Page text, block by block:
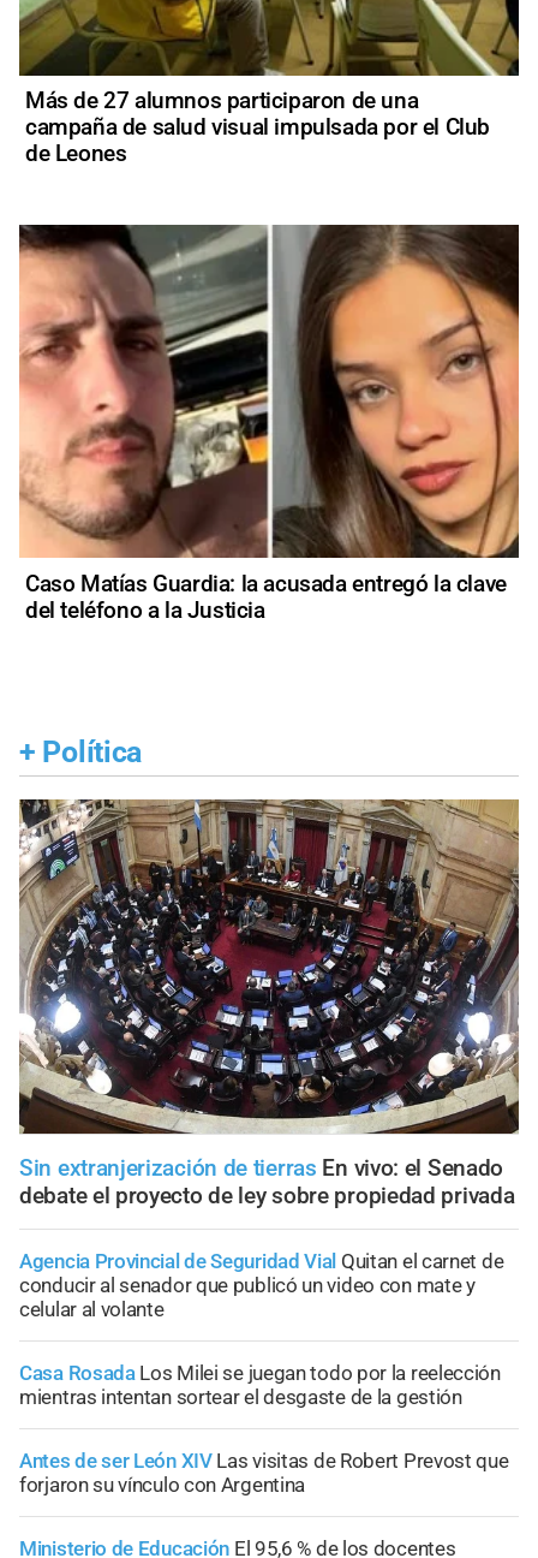
Más de 27 alumnos participaron de una
campaña de salud visual impulsada por el Club
de Leones
Caso Matías Guardia: la acusada entregó la clave
del teléfono a la Justicia
+ Política
Sin extranjerización de tierras En vivo: el Senado
debate el proyecto de ley sobre propiedad privada
Agencia Provincial de Seguridad Vial Quitan el carnet de
conducir al senador que publicó un video con mate y
celular al volante
Casa Rosada Los Milei se juegan todo por la reelección
mientras intentan sortear el desgaste de la gestión
Antes de ser León XIV Las visitas de Robert Prevost que
forjaron su vínculo con Argentina
Ministerio de Educación El 95,6 % de los docentes